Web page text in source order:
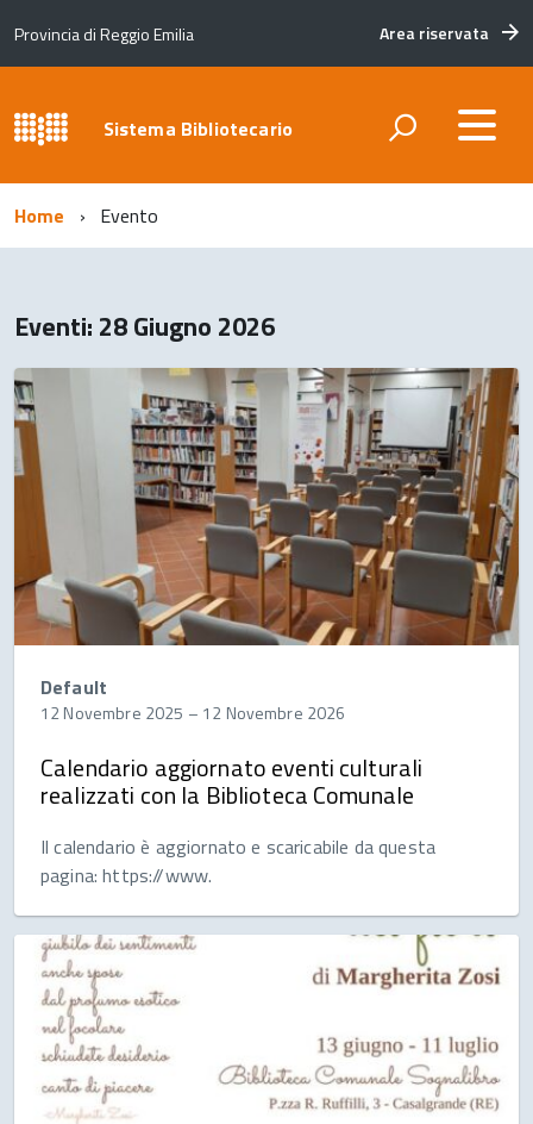
Provincia di Reggio Emilia Area riservata
Sistema Bibliotecario
Home Evento
Eventi: 28 Giugno 2026
Default
12 Novembre 2025 – 12 Novembre 2026
Calendario aggiornato eventi culturali
realizzati con la Biblioteca Comunale
Il calendario è aggiornato e scaricabile da questa
pagina: https://www.